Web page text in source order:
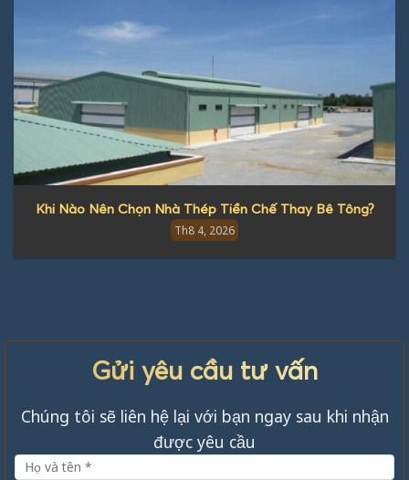
Khi Nào Nên Chọn Nhà Thép Tiền Chế Thay Bê Tông?
Th8 4, 2026
Gửi yêu cầu tư vấn
Chúng tôi sẽ liên hệ lại với bạn ngay sau khi nhận
được yêu cầu